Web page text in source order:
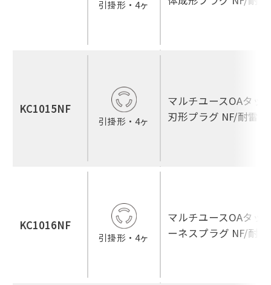
引掛形・4ヶ
KC1015NF
引掛形・4ヶ
マルチユースOAタッ
刃形プラグ NF/耐雷
KC1016NF
引掛形・4ヶ
マルチユースOAタッ
ーネスプラグ NF/耐